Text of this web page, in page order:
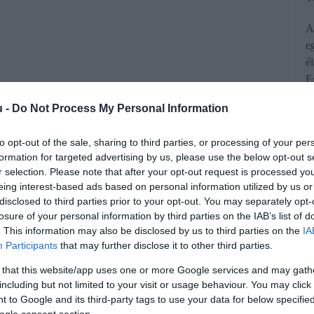
- Do Not Process My Personal Information
opt-out of the sale, sharing to third parties, or processing of your
for targeted advertising by us, please use the below opt-out
selection. Please note that after your opt-out request is processed
interest-based ads based on personal information utilized by us
to third parties prior to your opt-out. You may separately
of your personal information by third parties on the IAB’s list of
This information may also be disclosed by us to third parties on the
Participants that may further disclose it to other third parties.
that this website/app uses one or more Google services and may
but not limited to your visit or usage behaviour. You may
to Google and its third-party tags to use your data for below
a Gazdasági Versenyhivatal
működtetőjére a fogyasztókkal
gyakorlat miatt. A lengyel
el árgarancia szolgáltatásának
együttműködött a GVH-val.